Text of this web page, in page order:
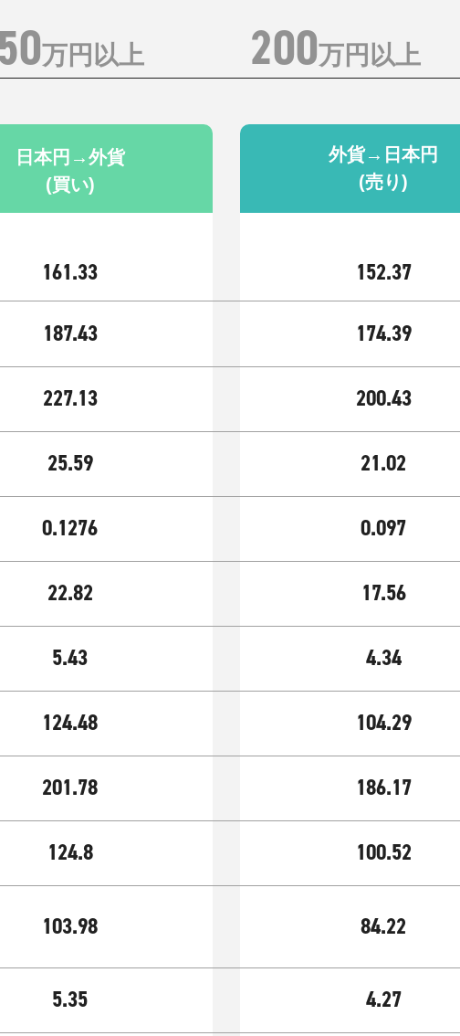
万円以上 200万円以上
日本円→外貨
(買い)
外貨→日本円
(売り)
161.33 152.37
187.43 174.39
227.13 200.43
25.59 21.02
0.1276 0.097
22.82 17.56
5.43 4.34
124.48 104.29
201.78 186.17
124.8 100.52
103.98 84.22
5.35 4.27